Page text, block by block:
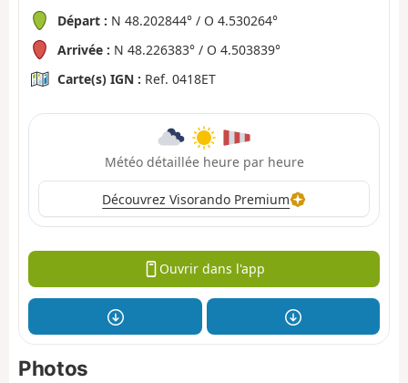
Départ : N 48.202844° / O 4.530264°
Arrivée : N 48.226383° / O 4.503839°
Carte(s) IGN : Ref. 0418ET
Météo détaillée heure par heure
Découvrez Visorando Premium
Ouvrir dans l'app
Photos